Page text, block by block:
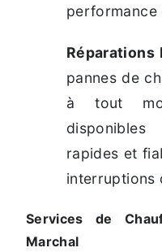
performance
Réparations
pannes de
à tout
rapides et
interruptions
Services de
Marchal